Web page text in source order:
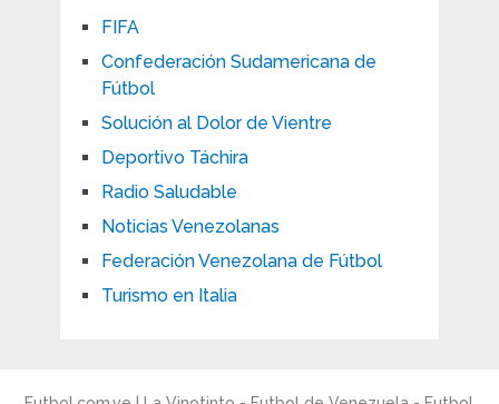
FIFA
Confederación Sudamericana de
Fútbol
Solución al Dolor de Vientre
Deportivo Táchira
Radio Saludable
Noticias Venezolanas
Federación Venezolana de Fútbol
Turismo en Italia